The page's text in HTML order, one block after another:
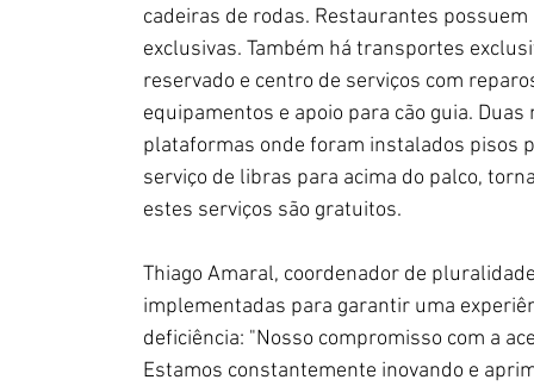
cadeiras de rodas. Restaurantes
exclusivas. Também há transportes
reservado e centro de serviços com
equipamentos e apoio para cão guia.
plataformas onde foram instalados pisos
serviço de libras para acima do palco,
estes serviços são gratuitos.
Thiago Amaral, coordenador de
implementadas para garantir uma
deficiência: "Nosso compromisso com a
Estamos constantemente inovando e